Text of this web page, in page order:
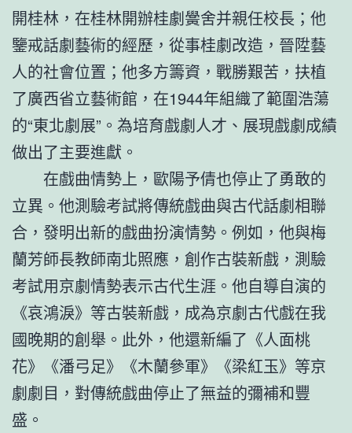
開桂林，在桂林開辦桂劇黌舍并親任校長；他
鑒戒話劇藝術的經歷，從事桂劇改造，晉陞藝
人的社會位置；他多方籌資，戰勝艱苦，扶植
了廣西省立藝術館，在1944年組織了範圍浩蕩
的“東北劇展”。為培育戲劇人才、展現戲劇成績
做出了主要進獻。
在戲曲情勢上，歐陽予倩也停止了勇敢的
立異。他測驗考試將傳統戲曲與古代話劇相聯
合，發明出新的戲曲扮演情勢。例如，他與梅
蘭芳師長教師南北照應，創作古裝新戲，測驗
考試用京劇情勢表示古代生涯。他自導自演的
《哀鴻淚》等古裝新戲，成為京劇古代戲在我
國晚期的創舉。此外，他還新編了《人面桃
花》《潘弓足》《木蘭參軍》《梁紅玉》等京
劇劇目，對傳統戲曲停止了無益的彌補和豐
盛。